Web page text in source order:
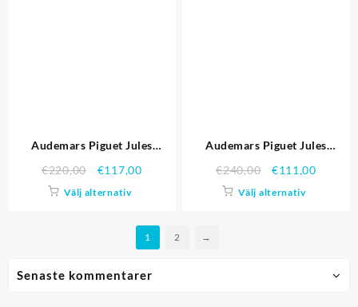
Senaste kommentarer
Audemars Piguet Jules
3401
€220,00 €117,00
Välj alternativ
Audemars Piguet Jules
3376
€240,00 €111,00
Välj alternativ
1 2 →